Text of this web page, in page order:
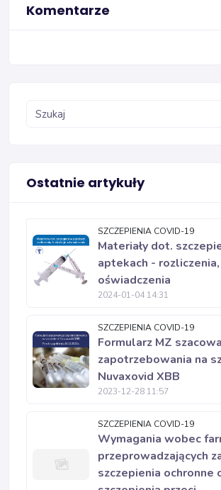
Komentarze
Ostatnie artykuły
SZCZEPIENIA COVID-19
Materiały dot.
aptekach -
oświadczenia
2024-01-04 14:31
SZCZEPIENIA COVID-19
Formularz MZ
zapotrzebowania na
Nuvaxovid XBB
2023-12-28 11:57
SZCZEPIENIA COVID-19
Wymagania wobec
przeprowadzających
szczepienia ochronne